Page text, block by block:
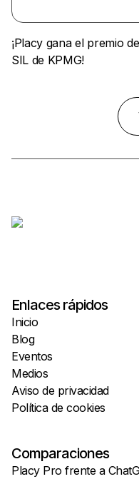
¡Placy gana el premio
SIL de KPMG!
Enlaces rápidos
Inicio
Blog
Eventos
Medios
Aviso de privacidad
Política de cookies
Comparaciones
Placy Pro frente a